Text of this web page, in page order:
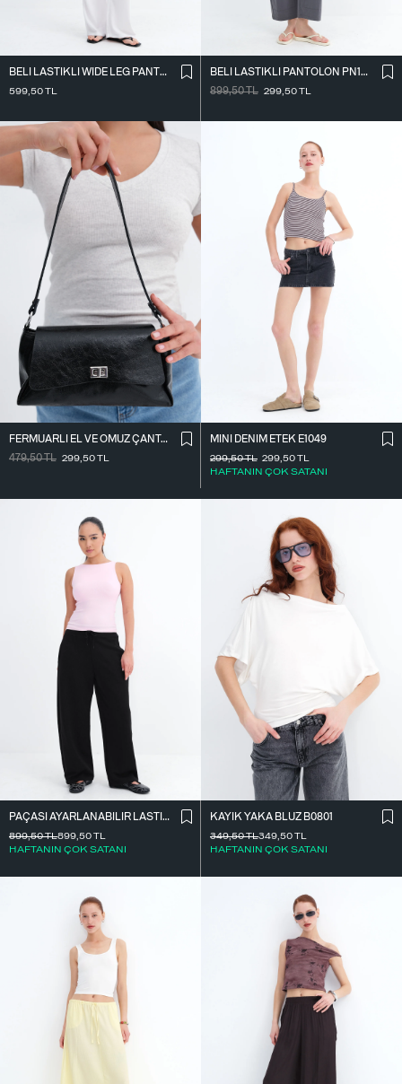
BELI LASTIKLI WIDE LEG PANTOLON PN2622
599,50TL
BELI LASTIKLI PANTOLON PN18178
899,50TL 299,50TL
FERMUARLI EL VE OMUZ ÇANTASI Ç1070
479,50TL 299,50TL
MINI DENIM ETEK E1049
299,50TL
HAFTANIN ÇOK SATANI
299,50TL
PAÇASI AYARLANABILIR LASTIKLI EŞOFMAN EŞF10690
899,50TL
HAFTANIN ÇOK SATANI
899,50TL
KAYIK YAKA BLUZ B0801
349,50TL
HAFTANIN ÇOK SATANI
349,50TL